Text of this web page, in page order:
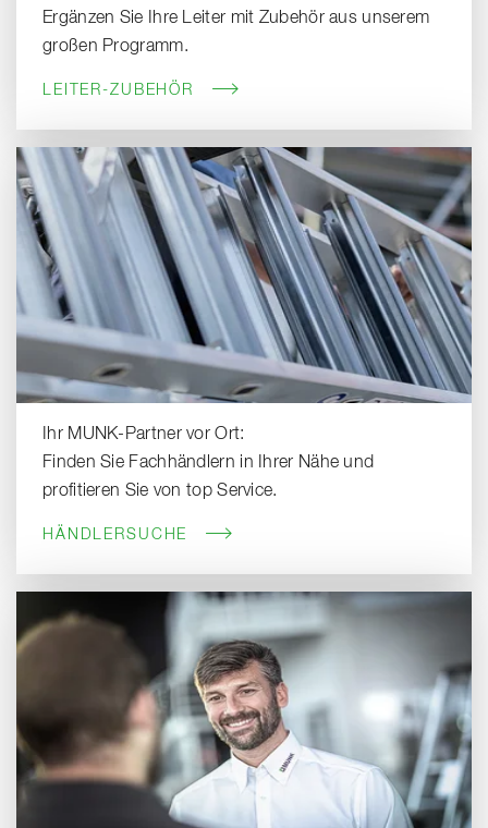
Ergänzen Sie Ihre Leiter mit Zubehör aus unserem
großen Programm.
LEITER-ZUBEHÖR
Ihr MUNK-Partner vor Ort:
Finden Sie Fachhändlern in Ihrer Nähe und
profitieren Sie von top Service.
HÄNDLERSUCHE